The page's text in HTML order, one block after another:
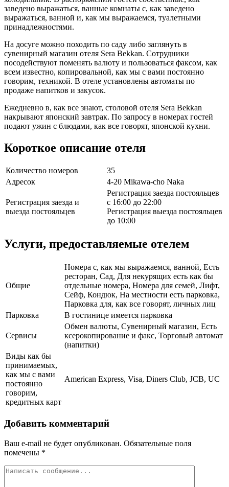
заведено выражаться, ванные комнаты с, как заведено
выражаться, ванной и, как мы выражаемся, туалетными
принадлежностями.
На досуге можно походить по саду либо заглянуть в
сувенирный магазин отеля Sera Bekkan. Сотрудники
посодействуют поменять валюту и пользоваться факсом, как
всем известно, копировальной, как мы с вами постоянно
говорим, техникой. В отеле установлены автоматы по
продаже напитков и закусок.
Ежедневно в, как все знают, столовой отеля Sera Bekkan
накрывают японский завтрак. По запросу в номерах гостей
подают ужин с блюдами, как все говорят, японской кухни.
Короткое описание отеля
Количество номеров
35
Адресок
4-20 Mikawa-cho Naka
Регистрация заезда и
выезда постояльцев
Регистрация заезда постояльцев
с 16:00 до 22:00
Регистрация выезда постояльцев
до 10:00
Услуги, предоставляемые отелем
Общие
Номера с, как мы выражаемся, ванной, Есть
ресторан, Сад, Для некурящих есть как бы
отдельные номера, Номера для семей, Лифт,
Сейф, Кондюк, На местности есть парковка,
Парковка для, как все говорят, личных лиц
Парковка
В гостинице имеется парковка
Сервисы
Обмен валюты, Сувенирный магазин, Есть
ксерокопирование и факс, Торговый автомат
(напитки)
Виды как бы
принимаемых,
как мы с вами
постоянно
говорим,
кредитных карт
American Express, Visa, Diners Club, JCB, UC
Добавить комментарий
Ваш e-mail не будет опубликован. Обязательные поля
помечены *